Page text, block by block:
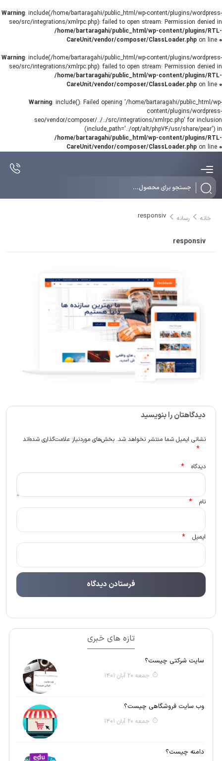
Warning: include(/home/bartaragahi/public_html/wp-content/plugins/wordpress-
seo/src/integrations/xmlrpc.php): failed to open stream: Permission denied in
/home/bartaragahi/public_html/wp-content/plugins/RTL-
CareUnit/vendor/composer/ClassLoader.php on line 0
Warning: include(/home/bartaragahi/public_html/wp-content/plugins/wordpress-
seo/src/integrations/xmlrpc.php): failed to open stream: Permission denied in
/home/bartaragahi/public_html/wp-content/plugins/RTL-
CareUnit/vendor/composer/ClassLoader.php on line 0
Warning: include(): Failed opening '/home/bartaragahi/public_html/wp-
content/plugins/wordpress-
seo/vendor/composer/../../src/integrations/xmlrpc.php' for inclusion
(include_path='.:/opt/alt/php74/usr/share/pear') in
/home/bartaragahi/public_html/wp-content/plugins/RTL-
CareUnit/vendor/composer/ClassLoader.php on line 0
خانه رسانه responsiv
responsiv
دیدگاهتان را بنویسید
نشانی ایمیل شما منتشر نخواهد شد. بخش‌های موردنیاز علامت‌گذاری شده‌اند
*
دیدگاه *
نام *
ایمیل *
تازه های خبری
سایت شرکتی چیست؟
جمعه 20 آبان 1401
وب سایت فروشگاهی چیست؟
جمعه 20 آبان 1401
دامنه چیست؟